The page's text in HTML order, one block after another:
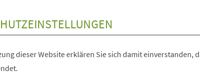
dieser Website erklären Sie sich damit einverstanden,